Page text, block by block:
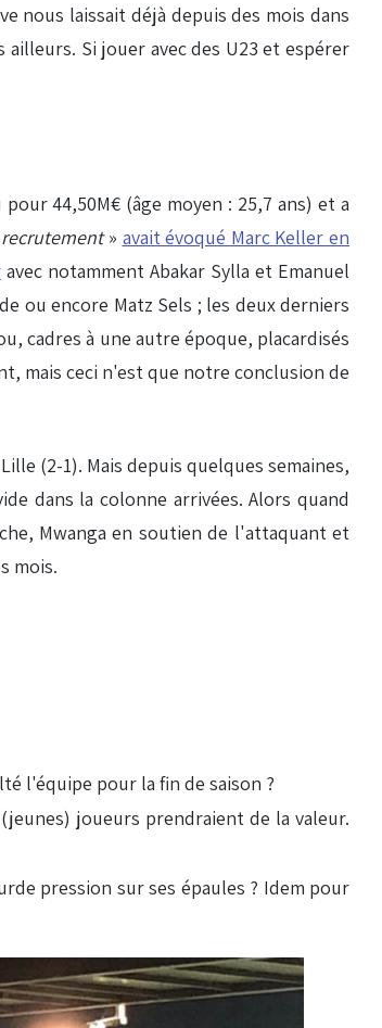
nous laissait déjà depuis des mois dans
Si jouer avec des U23 et espérer
44,50M€ (âge moyen : 25,7 ans) et a
» avait évoqué Marc Keller en
avec notamment Abakar Sylla et Emanuel
ou encore Matz Sels ; les deux derniers
cadres à une autre époque, placardisés
mais ceci n'est que notre conclusion de
(2-1). Mais depuis quelques semaines,
dans la colonne arrivées. Alors quand
Mwanga en soutien de l'attaquant et
mois.
l'équipe pour la fin de saison ?
joueurs prendraient de la valeur.
pression sur ses épaules ? Idem pour